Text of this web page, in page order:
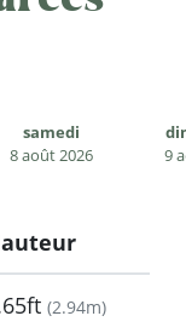
samedi
8 août 2026
9
(2.94m)